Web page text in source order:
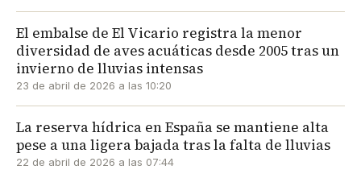
El embalse de El Vicario registra la menor
diversidad de aves acuáticas desde 2005 tras un
invierno de lluvias intensas
23 de abril de 2026 a las 10:20
La reserva hídrica en España se mantiene alta
pese a una ligera bajada tras la falta de lluvias
22 de abril de 2026 a las 07:44